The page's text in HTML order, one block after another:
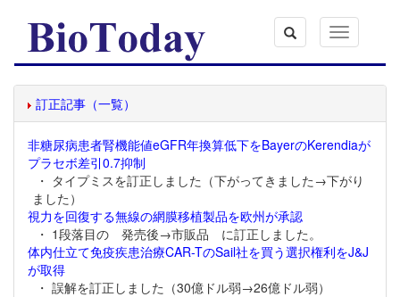
Toggle
navigation
訂正記事（一覧）
非糖尿病患者腎機能値eGFR年換算低下をBayerのKerendiaが
プラセボ差引0.7抑制
・ タイプミスを訂正しました（下がってきました→下がり
ました）
視力を回復する無線の網膜移植製品を欧州が承認
・ 1段落目の 発売後→市販品 に訂正しました。
体内仕立て免疫疾患治療CAR-TのSail社を買う選択権利をJ&J
が取得
・ 誤解を訂正しました（30億ドル弱→26億ドル弱）